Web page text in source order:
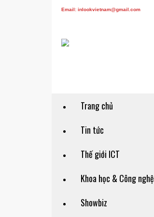
Email: inlookvietnam@gmail.com
Trang chủ
Tin tức
Thế giới ICT
Khoa học & Công nghệ
Showbiz